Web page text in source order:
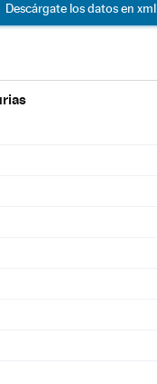
Descárgate los datos en xml